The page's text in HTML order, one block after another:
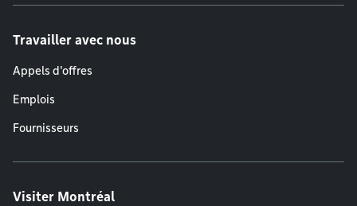
Travailler avec nous
Appels d'offres
Emplois
Fournisseurs
Visiter Montréal